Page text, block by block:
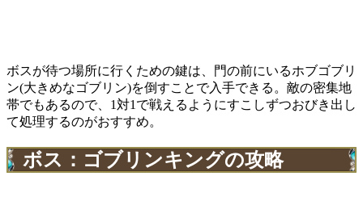
ボスが待つ場所に行くための鍵は、門の前にいるホブゴブリ
ン(大きめなゴブリン)を倒すことで入手できる。敵の密集地
帯でもあるので、1対1で戦えるようにすこしずつおびき出し
て処理するのがおすすめ。
ボス：ゴブリンキングの攻略